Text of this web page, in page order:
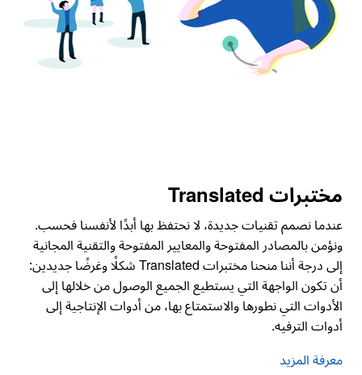
مختبرات Translated
عندما نصمم تقنيات جديدة، لا نحتفظ بها أبدًا لأنفسنا فحسب.
ونؤمن بالمصادر المفتوحة والمعايير المفتوحة والتقنية المجانية
إلى درجة أننا منحنا مختبرات Translated شكلًا وغرضًا جديدين:
أن تكون الواجهة التي يستطيع الجميع الوصول من خلالها إلى
الأدوات التي نطورها والاستمتاع بها، من أدوات الإنتاجية إلى
أدوات الترفيه.
معرفة المزيد